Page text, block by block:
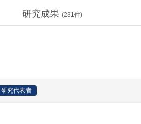
研究成果 (231件)
研究代表者